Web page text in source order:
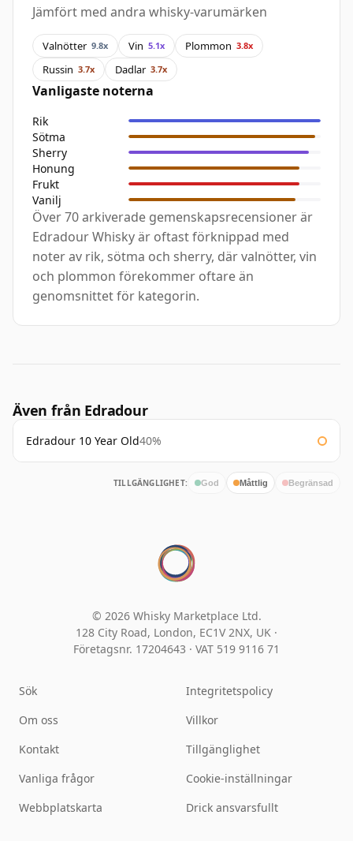
Jämfört med andra whisky-varumärken
Valnötter 9.8x Vin 5.1x Plommon 3.8x
Russin 3.7x Dadlar 3.7x
Vanligaste noterna
Rik
Sötma
Sherry
Honung
Frukt
Vanilj
Över 70 arkiverade gemenskapsrecensioner är
Edradour Whisky är oftast förknippad med
noter av rik, sötma och sherry, där valnötter, vin
och plommon förekommer oftare än
genomsnittet för kategorin.
Även från Edradour
Edradour 10 Year Old40%
TILLGÄNGLIGHET: God Måttlig Begränsad
© 2026 Whisky Marketplace Ltd.
128 City Road, London, EC1V 2NX, UK ·
Företagsnr. 17204643 · VAT 519 9116 71
Sök
Om oss
Kontakt
Vanliga frågor
Webbplatskarta
Integritetspolicy
Villkor
Tillgänglighet
Cookie-inställningar
Drick ansvarsfullt